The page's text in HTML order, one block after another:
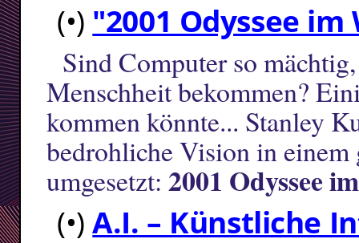
(•) "2001 Odyssee
Sind Computer so
Menschheit bekommen?
kommen könnte... Stanley
bedrohliche Vision in
umgesetzt: 2001 Odyssee
(•)A.I. – Künstliche